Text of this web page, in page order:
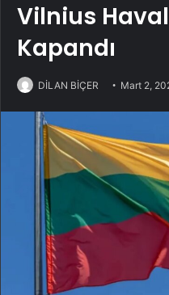
Vilnius
Kapandı
DİLAN BİÇER Mart 2,